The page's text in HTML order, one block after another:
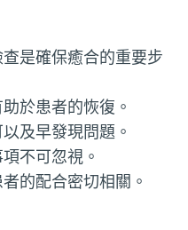
是確保癒合的重要步
於患者的恢復。
及早發現問題。
不可忽視。
的配合密切相關。